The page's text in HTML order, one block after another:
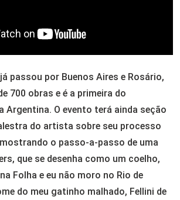
passou por Buenos Aires e Rosário,
700 obras e é a primeira do
O evento terá ainda seção
do artista sobre seu processo
o passo-a-passo de uma
que se desenha como um coelho,
Folha e eu não moro no Rio de
do meu gatinho malhado, Fellini de